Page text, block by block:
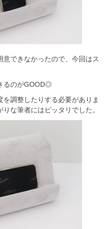
できなかったので、今回はス
るのがGOOD◎
調整したりする必要がありま
な筆者にはピッタリでした。